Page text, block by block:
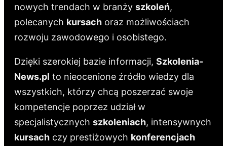
nowych trendach w branży szkoleń,
polecanych kursach oraz możliwościach
rozwoju zawodowego i osobistego.
Dzięki szerokiej bazie informacji, Szkolenia-
News.pl to nieocenione źródło wiedzy dla
wszystkich, którzy chcą poszerzać swoje
kompetencje poprzez udział w
specjalistycznych szkoleniach, intensywnych
kursach czy prestiżowych konferencjach